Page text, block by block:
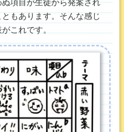
もあります。そんな感じ
これです。